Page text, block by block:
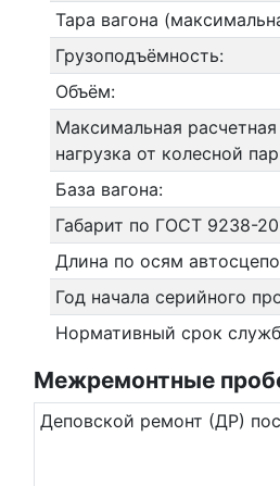
Тара вагона
Грузоподъёмность:
Объём:
Максимальная расчетная
нагрузка от колесной
База вагона:
Габарит по ГОСТ 9238-
Длина по осям
Год начала серийного
Нормативный срок
Межремонтные
Де­повс­кой ремонт (ДР)